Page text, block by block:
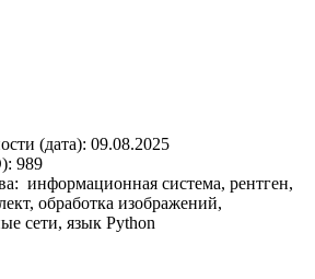
(дата): 09.08.2025
989
информационная система, рентген,
обработка изображений,
сети, язык Python